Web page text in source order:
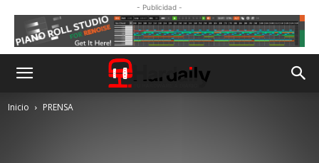
- Publicidad -
Inicio PRENSA